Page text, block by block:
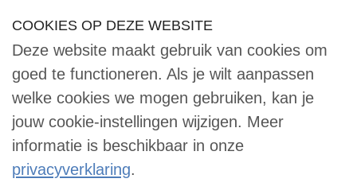
links
over
Jump
navigation
to
Our Phone Number:
033 -2473455 Our Email Address:
info@dace.nl
Contact
Zoek
COOKIES OP DEZE WEBSITE
Deze website maakt gebruik van cookies om
goed te functioneren. Als je wilt aanpassen
welke cookies we mogen gebruiken, kan je
jouw cookie-instellingen wijzigen. Meer
informatie is beschikbaar in onze
privacyverklaring.